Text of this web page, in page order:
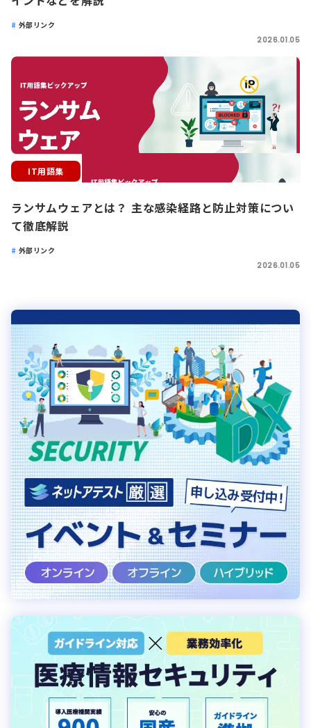
外部リンク
2026.01.05
IT用語集
ランサムウェアとは？ 主な感染経路と防止対策につい
て徹底解説
外部リンク
2026.01.05